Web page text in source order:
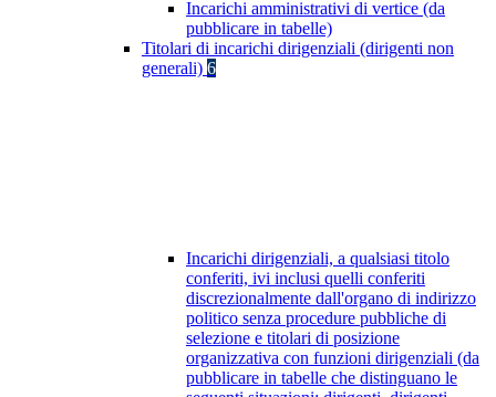
Incarichi amministrativi di vertice (da
pubblicare in tabelle)
Titolari di incarichi dirigenziali (dirigenti non
generali) 6
Incarichi dirigenziali, a qualsiasi titolo
conferiti, ivi inclusi quelli conferiti
discrezionalmente dall'organo di indirizzo
politico senza procedure pubbliche di
selezione e titolari di posizione
organizzativa con funzioni dirigenziali (da
pubblicare in tabelle che distinguano le